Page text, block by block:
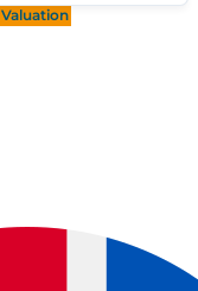
Valuation